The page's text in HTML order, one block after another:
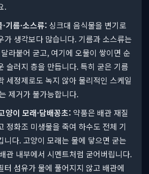
.
기름·소스류: 싱크대 음식물을 변기로
가 생각보다 많습니다. 기름과 소스류는
라붙어 굳고, 여기에 오물이 쌓이면 순
슬러지 층을 만듭니다. 특히 굳은 기름
세정제로도 녹지 않아 물리적인 스케일
제거가 불가능합니다.
양이 모래·담배꽁초: 약품은 배관 재질
정화조 미생물을 죽여 하수도 전체 기
니다. 고양이 모래는 물에 닿으면 굳는
관 내부에서 시멘트처럼 굳어버립니다.
터 섬유가 물에 풀어지지 않고 배관에